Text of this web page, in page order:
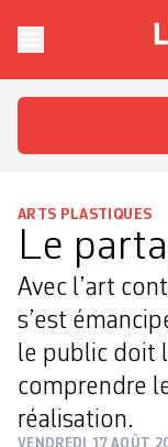
Le
ARTS PLASTIQUES
Le
Avec l’art
s’est
le public doit
comprendre
réalisation.